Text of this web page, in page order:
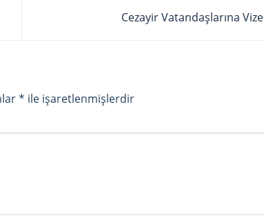
Cezayir Vatandaşlarına Vize
* ile işaretlenmişlerdir